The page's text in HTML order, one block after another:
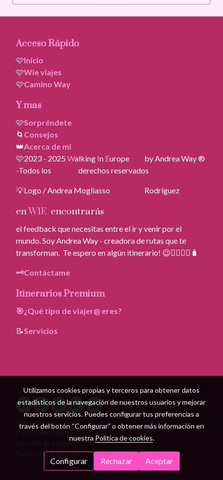
Acceso Rápido
🩷Inicio
🩷Wie viajes
🩷Camino Way
Y mas
🩷Sorpréndete
🌀 Consejos
👑Acerca de mi
🩷2023 - 2025 Walking In Europe by Andrea Way ®
-Todos los derechos reservados
💡Logo / Andrea Mogliasso Rodríguez
enWIE encontrarás
el feedback que necesitas entre el ir y venir por el
mundo. Soy Andrea Way - creadora de rutas que te
transforman. Te espero en algún itinerario! 😉🚶‍♀️🚶‍♂️🧳
🗝️Contáctame
Itinerarios Premium
🎯¿Qué tipo de viajer@ eres?
📝Servicios
Aviso legal
Gestión de cookies
Política de privacidad
Utilizamos cookies propias y terceros para obtener datos
estadísticos de la navegación de nuestros usuarios y mejorar
nuestros servicios. Puedes configurar tus preferencias a
través del botón “Configurar” o obtener más información en
nuestra Política de cookies.
Configurar Rechazar Aceptar